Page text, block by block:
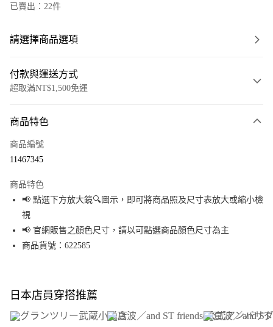
已賣出：22件
請選擇商品選項
付款與運送方式
超取滿NT$1,500免運
信用卡一次付款
Apple Pay
街口支付
悠遊付
全盈+PAY
大哥付你分期
商品特色
商品編號
11467345
商品特色
📢 點選下方放大鏡🔍圖示，即可將商品照及尺寸表放大或縮小檢
視
📢 官網販售之顏色尺寸，請以可點選商品顏色尺寸為主
商品貨號：622585
日本店員穿搭推薦